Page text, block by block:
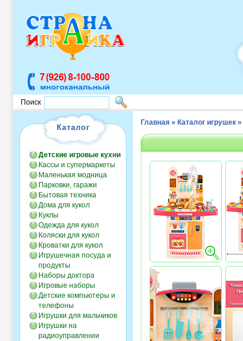
Поиск
Каталог
Детские игровые кухни
Кассы и супермаркеты
Маленькая модница
Парковки, гаражи
Бытовая техника
Дома для кукол
Куклы
Одежда для кукол
Коляски для кукол
Кроватки для кукол
Игрушечная посуда и
продукты
Наборы доктора
Игровые наборы
Детские компьютеры и
телефоны
Игрушки для мальчиков
Игрушки на
радиоуправлении
Главная » Каталог игрушек »